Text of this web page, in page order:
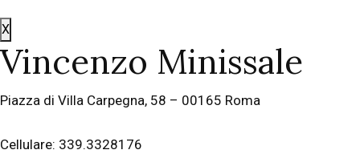
X
Vincenzo Minissale
Piazza di Villa Carpegna, 58 – 00165 Roma
Cellulare: 339.3328176